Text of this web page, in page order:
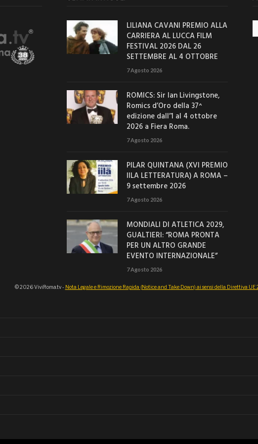
LILIANA CAVANI PREMIO ALLA
CARRIERA AL LUCCA FILM
FESTIVAL 2026 DAL 26
SETTEMBRE AL 4 OTTOBRE
7 Agosto 2026
ROMICS: Sir Ian Livingstone,
Romics d’Oro della 37^
edizione dall’1 al 4 ottobre
2026 a Fiera Roma.
7 Agosto 2026
PILAR QUINTANA (XVI PREMIO
IILA LETTERATURA) A ROMA –
9 settembre 2026
7 Agosto 2026
MONDIALI DI ATLETICA 2029,
GUALTIERI: “ROMA PRONTA
PER UN ALTRO GRANDE
EVENTO INTERNAZIONALE”
7 Agosto 2026
© 2026 ViviRoma.tv - Nota Legale e Rimozione Rapida (Notice and Take Down) ai sensi della Direttiva